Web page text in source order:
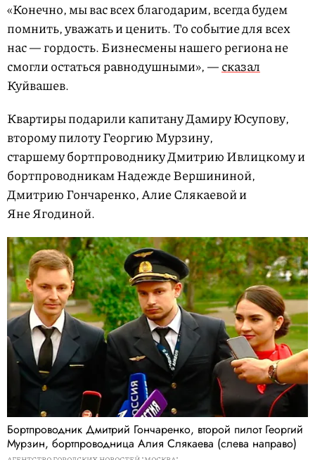
«Конечно, мы вас всех благодарим, всегда будем
помнить, уважать и ценить. То событие для всех
нас — гордость. Бизнесмены нашего региона не
смогли остаться равнодушными», —сказал
Куйвашев.
Квартиры подарили капитану Дамиру Юсупову,
второму пилоту Георгию Мурзину,
старшему бортпроводнику Дмитрию Ивлицкому и
бортпроводникам Надежде Вершининой,
Дмитрию Гончаренко, Алие Слякаевой и
Яне Ягодиной.
Бортпроводник Дмитрий Гончаренко, второй пилот Георгий
Мурзин, бортпроводница Алия Слякаева (слева направо)